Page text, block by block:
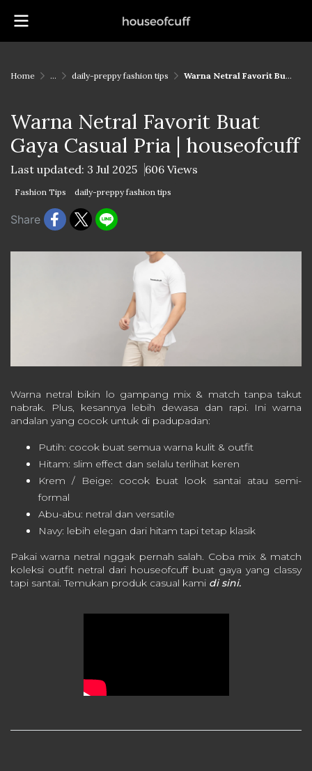
Home ... daily-preppy fashion tips Warna Netral Favorit Buat Gaya Casual Pria | houseofcuff
Warna Netral Favorit Buat
Gaya Casual Pria | houseofcuff
Last updated: 3 Jul 2025 606 Views
Fashion Tips daily-preppy fashion tips
Share
Warna netral bikin lo gampang mix & match tanpa takut
nabrak. Plus, kesannya lebih dewasa dan rapi. Ini warna
andalan yang cocok untuk di padupadan:
Putih: cocok buat semua warna kulit & outfit
Hitam: slim effect dan selalu terlihat keren
Krem / Beige: cocok buat look santai atau semi-
formal
Abu-abu: netral dan versatile
Navy: lebih elegan dari hitam tapi tetap klasik
Pakai warna netral nggak pernah salah. Coba mix & match
koleksi outfit netral dari houseofcuff buat gaya yang classy
tapi santai. Temukan produk casual kami di sini.